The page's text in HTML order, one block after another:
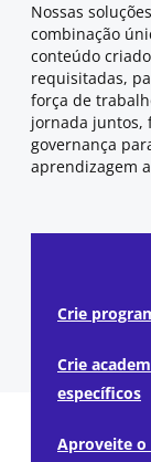
Nossas
combinação
conteúdo
requisitadas,
força de
jornada juntos,
governança
aprendizagem
Crie
Crie
específicos
Aproveite o